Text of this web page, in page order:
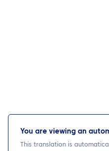
You are viewing an
This translation is